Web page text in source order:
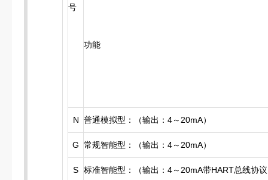
号
功能
N 普通模拟型：（输出：4～20mA）
G 常规智能型：（输出：4～20mA）
S 标准智能型：（输出：4～20mA带HART总线协